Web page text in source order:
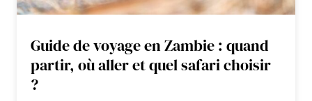
Nuits en pension complète.
Guide de voyage en Zambie : quand
partir, où aller et quel safari choisir
?